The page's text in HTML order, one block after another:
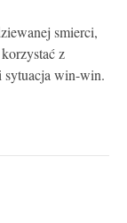
smierci,
z
sytuacja win-win.